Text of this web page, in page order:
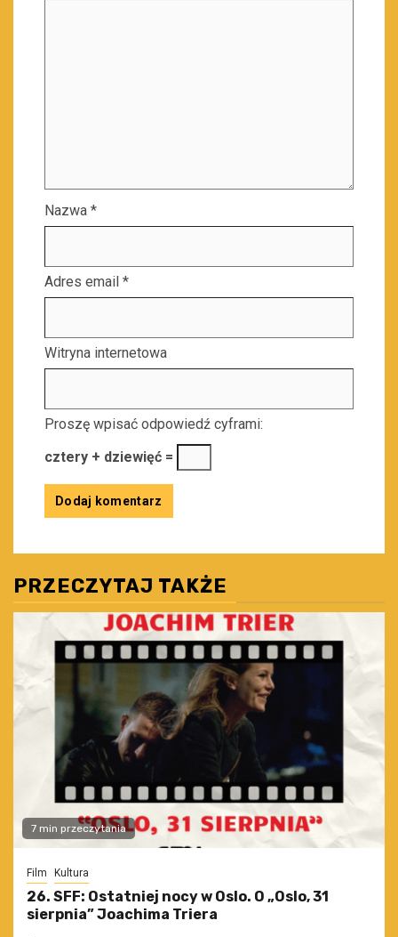
Nazwa *
Adres email *
Witryna internetowa
Proszę wpisać odpowiedź cyframi:
cztery + dziewięć =
PRZECZYTAJ TAKŻE
7 min przeczytania
Film Kultura
26. SFF: Ostatniej nocy w Oslo. O „Oslo, 31
sierpnia” Joachima Triera